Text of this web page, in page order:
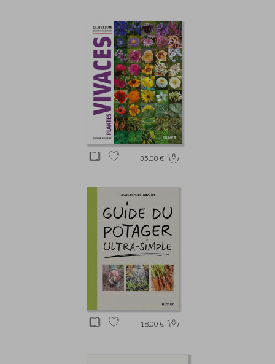
35.00 €
18.00 €